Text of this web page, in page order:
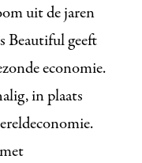
uit de jaren
Beautiful geeft
economie.
in plaats